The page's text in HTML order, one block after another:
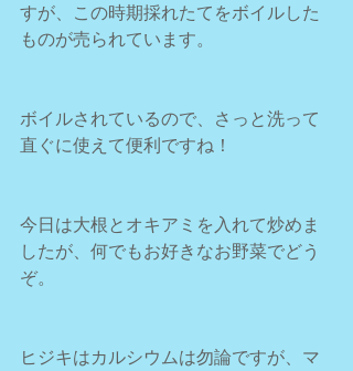
すが、この時期採れたてをボイルした
ものが売られています。
ボイルされているので、さっと洗って
直ぐに使えて便利ですね！
今日は大根とオキアミを入れて炒めま
したが、何でもお好きなお野菜でどう
ぞ。
ヒジキはカルシウムは勿論ですが、マ